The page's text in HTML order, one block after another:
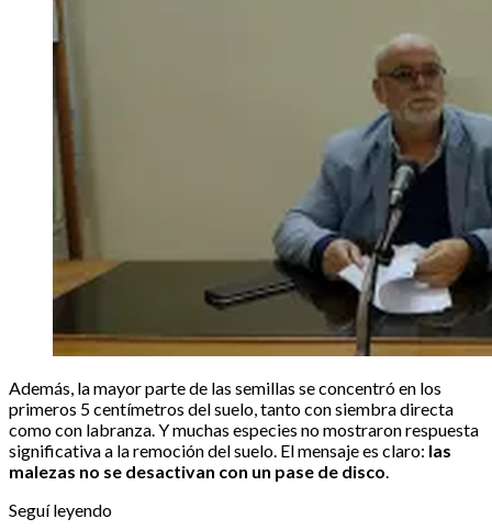
Además, la mayor parte de las semillas se concentró en los
primeros 5 centímetros del suelo, tanto con siembra directa
como con labranza. Y muchas especies no mostraron respuesta
significativa a la remoción del suelo. El mensaje es claro: las
malezas no se desactivan con un pase de disco
Seguí leyendo